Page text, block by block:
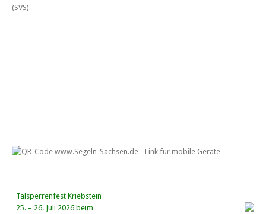
Talsperrenfest Kriebstein
25. – 26. Juli 2026 beim